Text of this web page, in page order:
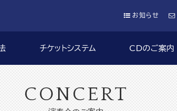
お知らせ
チケットシステム CDのご案内
CONCERT